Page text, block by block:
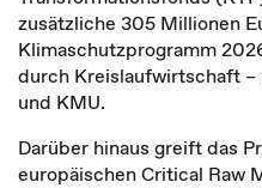
zusätzliche 305 Millionen
Klimaschutzprogramm
durch Kreislaufwirtschaft
und KMU.
Darüber hinaus greift das
europäischen Critical Raw